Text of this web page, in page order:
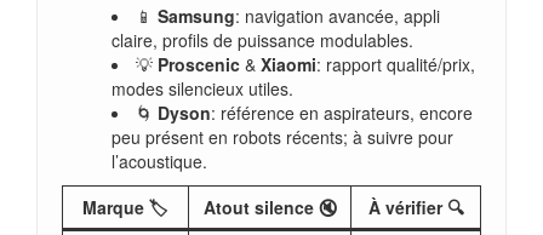
📱 Samsung: navigation avancée, appli
claire, profils de puissance modulables.
💡 Proscenic& Xiaomi: rapport qualité/prix,
modes silencieux utiles.
🌀 Dyson: référence en aspirateurs, encore
peu présent en robots récents; à suivre pour
l’acoustique.
Marque 🏷️
Atout silence 🔇 À vérifier 🔍